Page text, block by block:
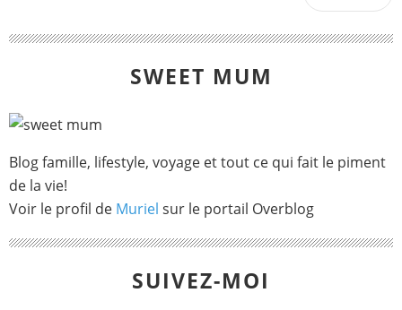
SWEET MUM
Blog famille, lifestyle, voyage et tout ce qui fait le piment
de la vie!
Voir le profil de Muriel sur le portail Overblog
SUIVEZ-MOI